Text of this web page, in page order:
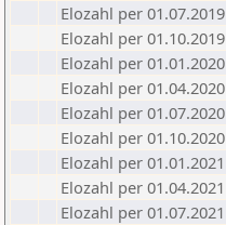
Elozahl per 01.07.2019
Elozahl per 01.10.2019
Elozahl per 01.01.2020
Elozahl per 01.04.2020
Elozahl per 01.07.2020
Elozahl per 01.10.2020
Elozahl per 01.01.2021
Elozahl per 01.04.2021
Elozahl per 01.07.2021